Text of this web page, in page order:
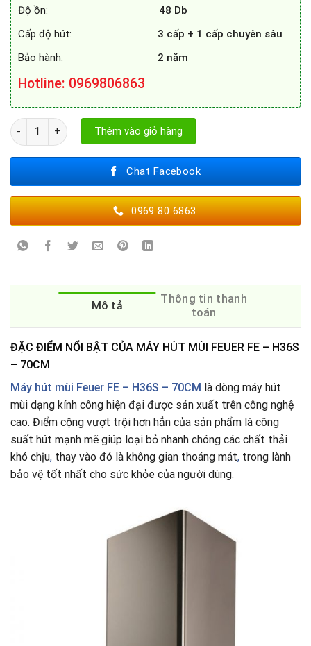
Độ ồn: 48 Db
Cấp độ hút: 3 cấp + 1 cấp chuyên sâu
Bảo hành:
2 năm
Hotline: 0969806863
MÁY HÚT MÙI FEUER FE - H36S - 70CM số lượng
Thêm vào giỏ hàng
Chat Facebook
0969 80 6863
Mô tả
Thông tin thanh
toán
ĐẶC ĐIỂM NỔI BẬT CỦA MÁY HÚT MÙI FEUER FE – H36S
– 70CM
Máy hút mùi Feuer FE – H36S – 70CM là dòng máy hút
mùi dạng kính công hiện đại được sản xuất trên công nghệ
cao. Điểm cộng vượt trội hơn hẳn của sản phẩm là công
suất hút mạnh mẽ giúp loại bỏ nhanh chóng các chất thải
khó chịu, thay vào đó là không gian thoáng mát, trong lành
bảo vệ tốt nhất cho sức khỏe của người dùng.